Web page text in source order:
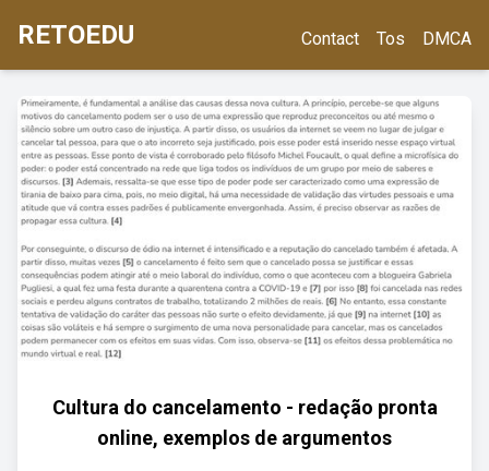
RETOEDU Contact Tos DMCA
Cultura do cancelamento - redação pronta
online, exemplos de argumentos